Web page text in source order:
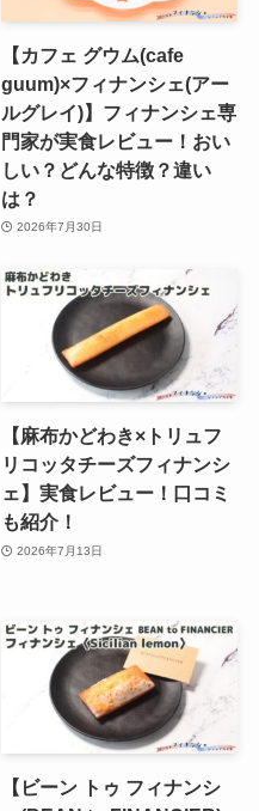
【カフェ グウム(cafe
guum)×フィナンシェ(アー
ルグレイ)】フィナンシェ専
門家が実食レビュー！おい
しい？どんな特徴？違い
は？
2026年7月30日
【麻布かどわき×トリュフ
リコッタチーズフィナンシ
ェ】実食レビュー！口コミ
も紹介！
2026年7月13日
【ビーン トゥ フィナンシ